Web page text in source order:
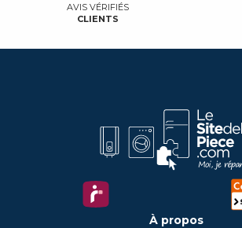
AVIS VÉRIFIÉS
CLIENTS
À propos